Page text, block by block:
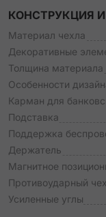
КОНСТРУКЦИЯ
Материал чехла
Декоративные
Толщина материала
Особенности
Карман для
Подставка
Поддержка
Держатель
Магнитное
Противоударный
Усиленные углы